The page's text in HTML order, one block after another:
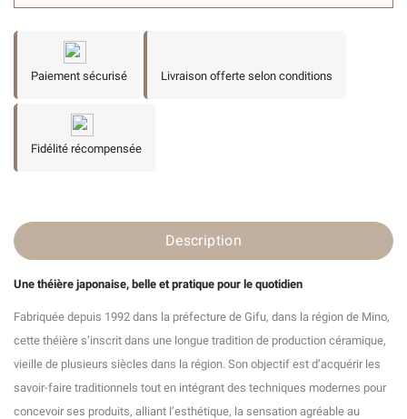
Paiement sécurisé Livraison offerte selon conditions
Fidélité récompensée
Description
Une théière japonaise, belle et pratique pour le quotidien
Fabriquée depuis 1992 dans la préfecture de Gifu, dans la région de Mino,
cette théière s’inscrit dans une longue tradition de production céramique,
vieille de plusieurs siècles dans la région. Son objectif est d’acquérir les
savoir-faire traditionnels tout en intégrant des techniques modernes pour
concevoir ses produits, alliant l’esthétique, la sensation agréable au